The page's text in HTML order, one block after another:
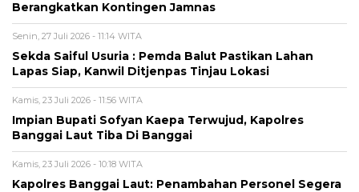
Berangkatkan Kontingen Jamnas
Senin, 27 Juli 2026 - 11:14 WITA
Sekda Saiful Usuria : Pemda Balut Pastikan Lahan
Lapas Siap, Kanwil Ditjenpas Tinjau Lokasi
Kamis, 23 Juli 2026 - 11:56 WITA
Impian Bupati Sofyan Kaepa Terwujud, Kapolres
Banggai Laut Tiba Di Banggai
Kamis, 23 Juli 2026 - 10:18 WITA
Kapolres Banggai Laut: Penambahan Personel Segera